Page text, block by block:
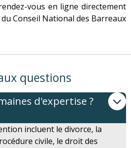
vous en ligne directement
Conseil National des Barreaux
questions
d'expertise ?
incluent le divorce, la
civile, le droit des